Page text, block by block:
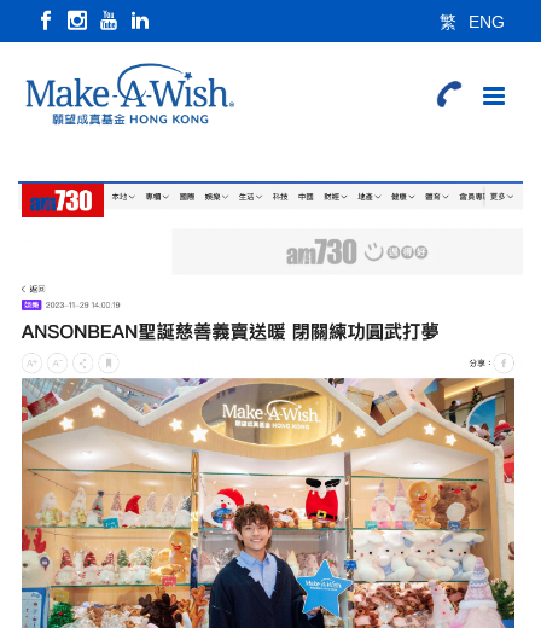
繁 ENG